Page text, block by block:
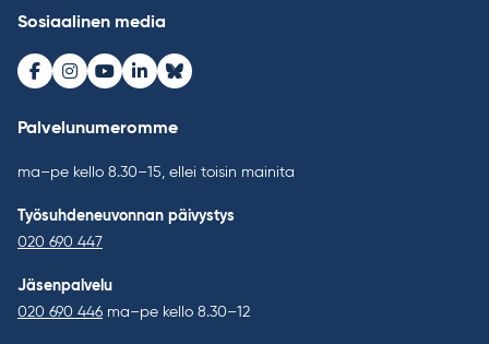
Sosiaalinen media
Facebook
Instagram
Youtube
LinkedInBluesky
Palvelunumeromme
ma–pe kello 8.30–15, ellei toisin mainita
Työsuhdeneuvonnan päivystys
020 690 447
Jäsenpalvelu
020 690 446 ma–pe kello 8.30–12